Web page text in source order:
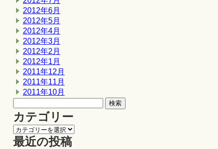
2012年6月
2012年5月
2012年4月
2012年3月
2012年2月
2012年1月
2011年12月
2011年11月
2011年10月
カテゴリー
最近の投稿